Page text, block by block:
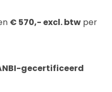
€ 570,- excl. btw per
gecertificeerd